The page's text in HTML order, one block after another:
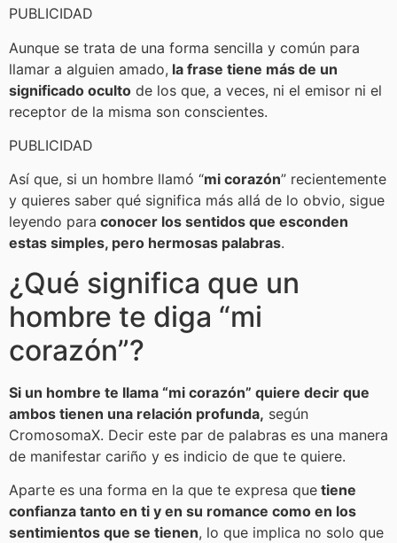
PUBLICIDAD
Aunque se trata de una forma sencilla y común para
llamar a alguien amado, la frase tiene más de un
significado oculto de los que, a veces, ni el emisor ni el
receptor de la misma son conscientes.
PUBLICIDAD
Así que, si un hombre llamó “mi corazón” recientemente
y quieres saber qué significa más allá de lo obvio, sigue
leyendo para conocer los sentidos que esconden
estas simples, pero hermosas palabras.
¿Qué significa que un
hombre te diga “mi
corazón”?
Si un hombre te llama “mi corazón” quiere decir que
ambos tienen una relación profunda, según
CromosomaX. Decir este par de palabras es una manera
de manifestar cariño y es indicio de que te quiere.
Aparte es una forma en la que te expresa que tiene
confianza tanto en ti y en su romance como en los
sentimientos que se tienen, lo que implica no solo que